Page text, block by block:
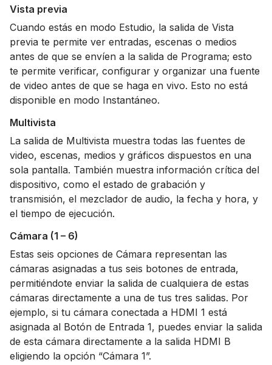
Vista previa
Cuando estás en modo Estudio, la salida de Vista
previa te permite ver entradas, escenas o medios
antes de que se envíen a la salida de Programa; esto
te permite verificar, configurar y organizar una fuente
de video antes de que se haga en vivo. Esto no está
disponible en modo Instantáneo.
Multivista
La salida de Multivista muestra todas las fuentes de
video, escenas, medios y gráficos dispuestos en una
sola pantalla. También muestra información crítica del
dispositivo, como el estado de grabación y
transmisión, el mezclador de audio, la fecha y hora, y
el tiempo de ejecución.
Cámara (1 – 6)
Estas seis opciones de Cámara representan las
cámaras asignadas a tus seis botones de entrada,
permitiéndote enviar la salida de cualquiera de estas
cámaras directamente a una de tus tres salidas. Por
ejemplo, si tu cámara conectada a HDMI 1 está
asignada al Botón de Entrada 1, puedes enviar la salida
de esta cámara directamente a la salida HDMI B
eligiendo la opción “Cámara 1”.